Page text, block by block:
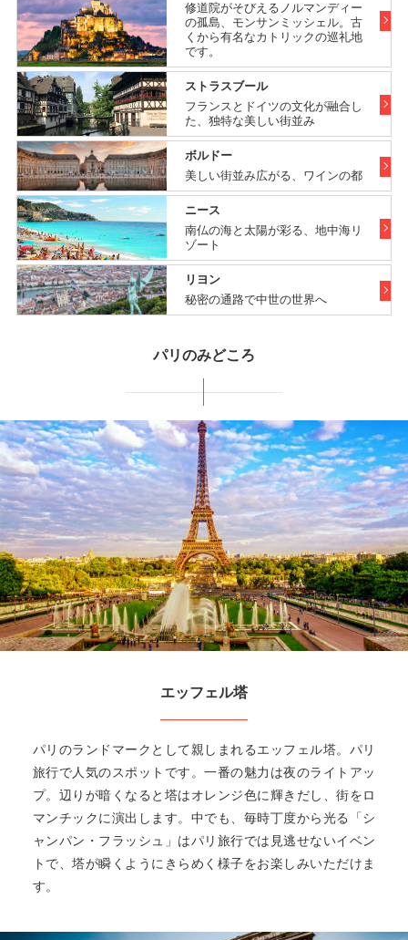
修道院がそびえるノルマンディー
の孤島、モンサンミッシェル。古
くから有名なカトリックの巡礼地
です。
ストラスブール
フランスとドイツの文化が融合し
た、独特な美しい街並み
ボルドー
美しい街並み広がる、ワインの都
ニース
南仏の海と太陽が彩る、地中海リ
ゾート
リヨン
秘密の通路で中世の世界へ
パリのみどころ
エッフェル塔
パリのランドマークとして親しまれるエッフェル塔。パリ
旅行で人気のスポットです。一番の魅力は夜のライトアッ
プ。辺りが暗くなると塔はオレンジ色に輝きだし、街をロ
マンチックに演出します。中でも、毎時丁度から光る「シ
ャンパン・フラッシュ」はパリ旅行では見逃せないイベン
トで、塔が瞬くようにきらめく様子をお楽しみいただけま
す。